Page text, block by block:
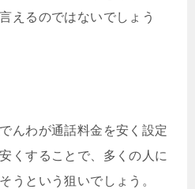
えるのではないでしょう
んわが通話料金を安く設定
くすることで、多くの人に
うという狙いでしょう。